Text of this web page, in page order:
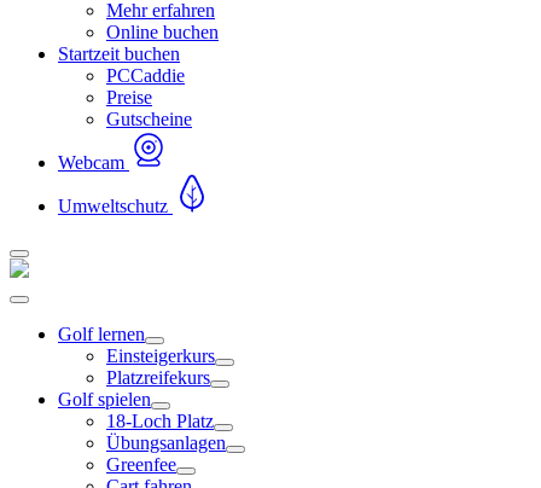
Mehr erfahren
Online buchen
Startzeit buchen
PCCaddie
Preise
Gutscheine
Webcam
Umweltschutz
Golf lernen
Einsteigerkurs
Platzreifekurs
Golf spielen
18-Loch Platz
Übungsanlagen
Greenfee